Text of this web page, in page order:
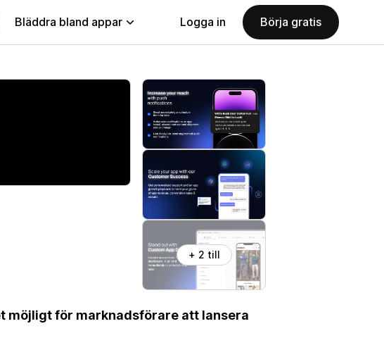
Bläddra bland appar Logga in Börja gratis
+ 2 till
möjligt för marknadsförare att lansera